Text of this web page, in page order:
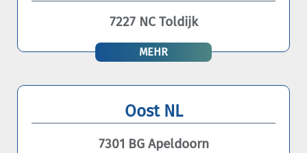
7227 NC Toldijk
MEHR
Oost NL
7301 BG Apeldoorn